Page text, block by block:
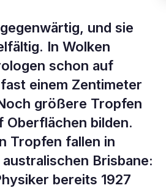
und sie
In Wolken
schon auf
einem Zentimeter
größere Tropfen
Oberflächen bilden.
Tropfen fallen in
Brisbane:
bereits 1927